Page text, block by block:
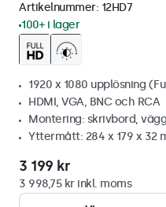
Artikelnummer: 12HD7
100+ i lager
1920 x 1080 upplösning
HDMI, VGA, BNC och RCA
Montering: skrivbord, vägg
Yttermått: 284 x 179 x 32
3 199 kr
3 998,75 kr inkl. moms